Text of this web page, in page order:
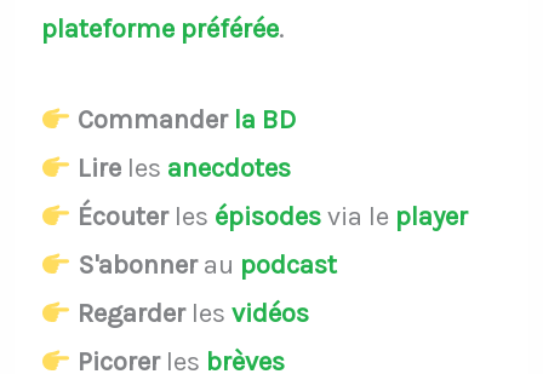
plateforme préférée.
Commander la BD
Lireles anecdotes
Écouterles épisodesvia le player
S'abonnerau podcast
Regarderles vidéos
Picorerles brèves